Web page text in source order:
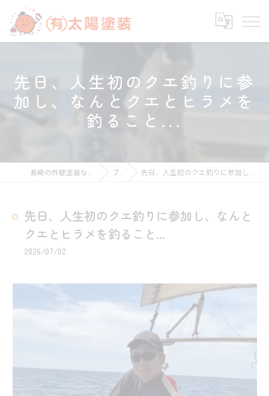
先日、人生初のクエ釣りに参
加し、なんとクエとヒラメを
釣ること...
長崎の外壁塗装なら有限会社太陽塗装 ブログ 先日、人生初のクエ釣りに参加し、なんとクエとヒラメを釣ること...
先日、人生初のクエ釣りに参加し、なんと
クエとヒラメを釣ること...
2026/07/02